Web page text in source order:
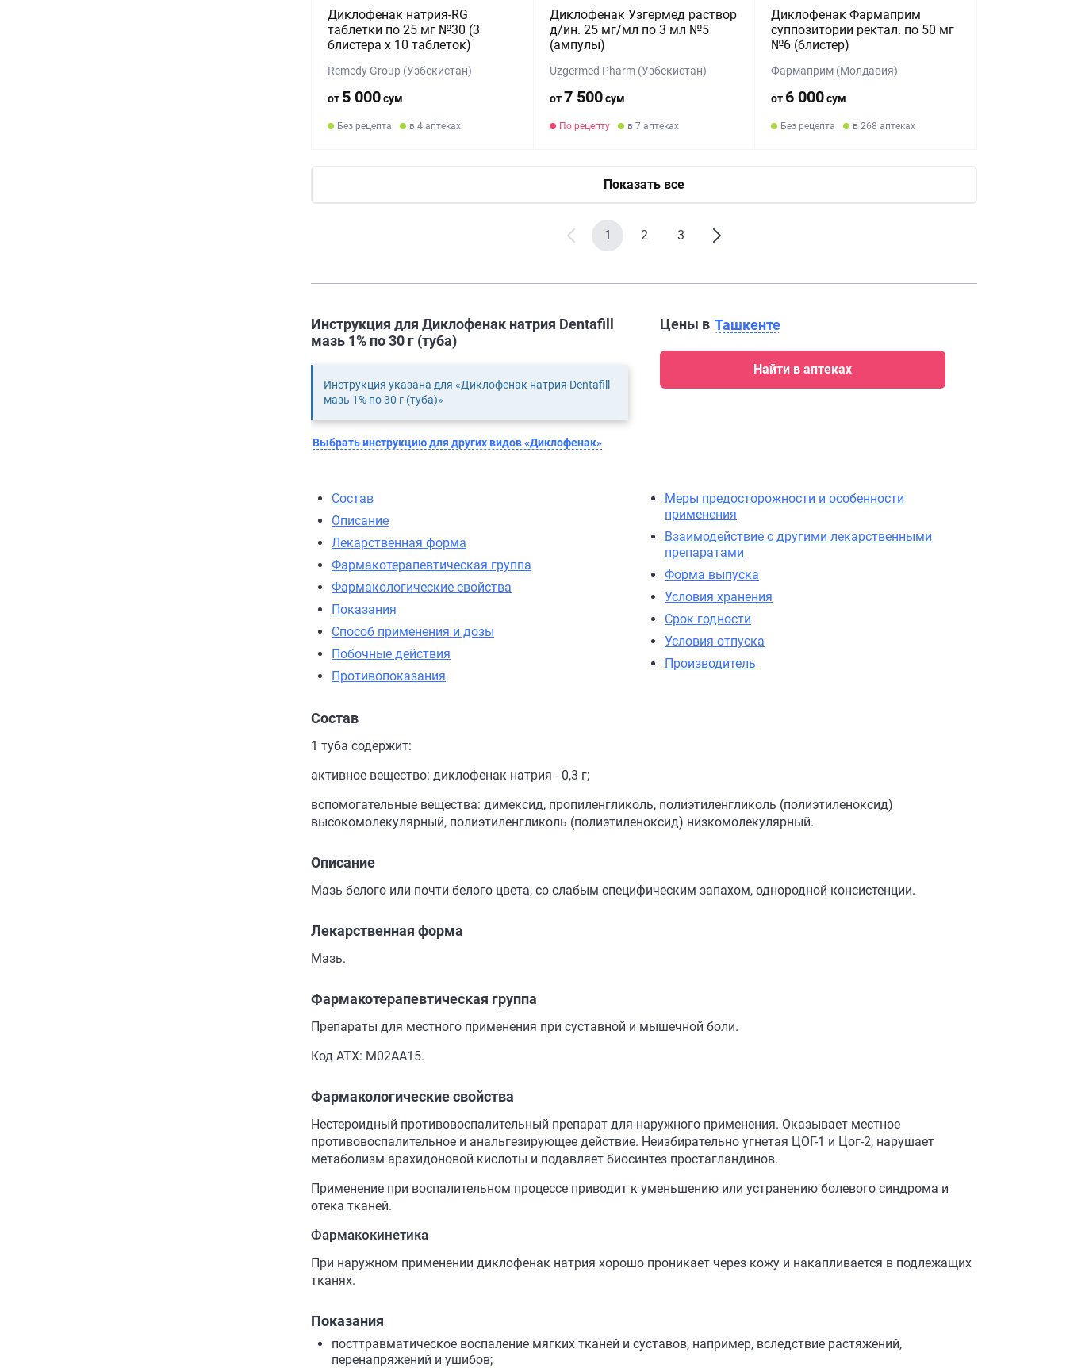
Диклофенак натрия-RG
таблетки по 25 мг №30 (3
блистера x 10 таблеток)
Remedy Group (Узбекистан)
от 5 000сум
Без рецепта в 4 аптеках
Диклофенак Узгермед раствор
д/ин. 25 мг/мл по 3 мл №5
(ампулы)
Uzgermed Pharm (Узбекистан)
от7 500сум
По рецепту в 7 аптеках
Диклофенак Фармаприм
суппозитории ректал. по 50 мг
№6 (блистер)
Фармаприм (Молдавия)
от 6 000сум
Без рецепта в 268 аптеках
Показать все
1 2 3
Цены в Ташкенте
Найти в аптеках
Инструкция для Диклофенак натрия Dentafill
мазь 1% по 30 г (туба)
Инструкция указана для «Диклофенак натрия Dentafill
мазь 1% по 30 г (туба)»
Выбрать инструкцию для других видов «Диклофенак»
Состав
Описание
Лекарственная форма
Фармакотерапевтическая группа
Фармакологические свойства
Показания
Способ применения и дозы
Побочные действия
Противопоказания
Меры предосторожности и особенности
применения
Взаимодействие с другими лекарственными
препаратами
Форма выпуска
Условия хранения
Срок годности
Условия отпуска
Производитель
Состав
1 туба содержит:
активное вещество: диклофенак натрия - 0,3 г;
вспомогательные вещества: димексид, пропиленгликоль, полиэтиленгликоль (полиэтиленоксид)
высокомолекулярный, полиэтиленгликоль (полиэтиленоксид) низкомолекулярный.
Описание
Мазь белого или почти белого цвета, со слабым специфическим запахом, однородной консистенции.
Лекарственная форма
Мазь.
Фармакотерапевтическая группа
Препараты для местного применения при суставной и мышечной боли.
Код АТХ: M02AA15.
Фармакологические свойства
Нестероидный противовоспалительный препарат для наружного применения. Оказывает местное
противовоспалительное и анальгезирующее действие. Неизбирательно угнетая ЦОГ-1 и Цог-2, нарушает
метаболизм арахидоновой кислоты и подавляет биосинтез простагландинов.
Применение при воспалительном процессе приводит к уменьшению или устранению болевого синдрома и
отека тканей.
Фармакокинетика
При наружном применении диклофенак натрия хорошо проникает через кожу и накапливается в подлежащих
тканях.
Показания
посттравматическое воспаление мягких тканей и суставов, например, вследствие растяжений,
перенапряжений и ушибов;